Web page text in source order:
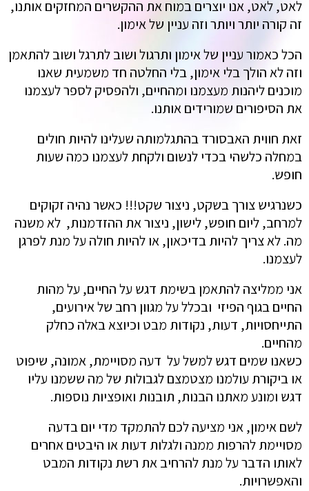
לאט, לאט, אנו יוצרים במוח את ההקשרים המחזקים אותנו,
זה קורה יותר ויותר וזה עניין של אימון.
הכל כאמור עניין של אימון ותרגול ושוב לתרגל ושוב להתאמן
וזה לא הולך בלי אימון, בלי החלטה חד משמעית שאנו
מוכנים ליהנות מעצמנו ומהחיים, ולהפסיק לספר לעצמנו
את הסיפורים שמורידים אותנו.
זאת חווית האבסורד בהתגלמותה שעלינו להיות חולים
במחלה כלשהי בכדי לנשום ולקחת לעצמנו כמה שעות
חופש.
כשנרגיש צורך בשקט, ניצור שקט!!! כאשר נהיה זקוקים
למרחב, ליום חופש, לישון, ניצור את ההזדמנות, לא משנה
מה. לא צריך להיות בדיכאון, או להיות חולה על מנת לפרגן
לעצמנו.
אני ממליצה להתאמן בשימת דגש על החיים, על מהות
החיים בגוף הפיזי ובכלל על מגוון רחב של אירועים,
התייחסויות, דעות, נקודות מבט וכיוצא באלה כחלק
מהחיים.
כשאנו שמים דגש למשל על דעה מסויימת, אמונה, שיפוט
או ביקורת עולמנו מצטמצם לגבולות של מה ששמנו עליו
דגש ומונע מאתנו הבנות, תובנות ואופציות נוספות.
לשם אימון, אני מציעה לכם להתמקד מדי יום בדעה
מסויימת להרפות ממנה ולגלות דעות או היבטים אחרים
לאותו הדבר על מנת להרחיב את רשת נקודות המבט
והאפשרויות.